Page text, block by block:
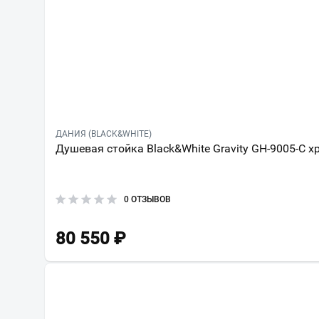
ДАНИЯ (BLACK&WHITE)
Душевая стойка Black&White Gravity GH-9005-C
0 ОТЗЫВОВ
80 550 ₽